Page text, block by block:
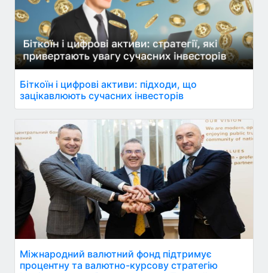
Біткоїн і цифрові активи: підходи, що
зацікавлюють сучасних інвесторів
Міжнародний валютний фонд підтримує
процентну та валютно-курсову стратегію